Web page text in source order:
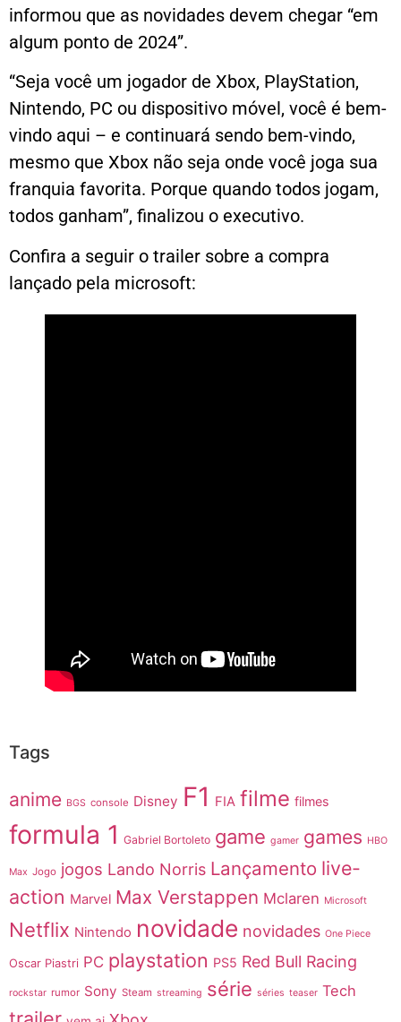
informou que as novidades devem chegar “em
algum ponto de 2024”.
“Seja você um jogador de Xbox, PlayStation,
Nintendo, PC ou dispositivo móvel, você é bem-
vindo aqui – e continuará sendo bem-vindo,
mesmo que Xbox não seja onde você joga sua
franquia favorita. Porque quando todos jogam,
todos ganham”, finalizou o executivo.
Confira a seguir o trailer sobre a compra
lançado pela microsoft:
Tags
anime BGS console Disney F1 FIA filme filmes
formula 1 Gabriel Bortoleto game gamer games HBO
Max Jogo jogos Lando Norris Lançamento live-
action Marvel Max Verstappen Mclaren Microsoft
Netflix Nintendo novidade novidades One Piece
Oscar Piastri PC playstation PS5 Red Bull Racing
rockstar rumor Sony Steam streaming série séries teaser Tech